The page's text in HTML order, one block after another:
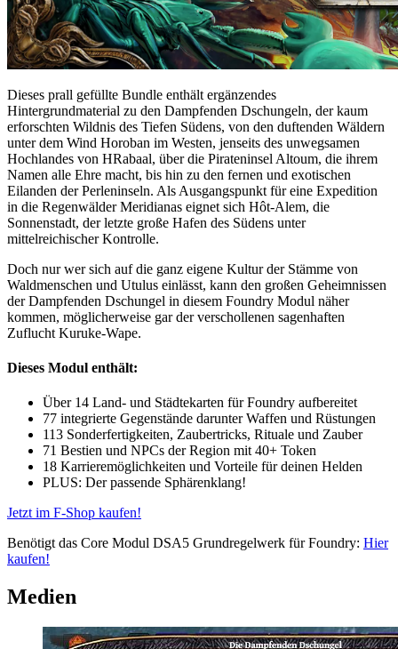
Dieses prall gefüllte Bundle enthält ergänzendes
Hintergrundmaterial zu den Dampfenden Dschungeln, der kaum
erforschten Wildnis des Tiefen Südens, von den duftenden Wäldern
unter dem Wind Horoban im Westen, jenseits des unwegsamen
Hochlandes von HRabaal, über die Pirateninsel Altoum, die ihrem
Namen alle Ehre macht, bis hin zu den fernen und exotischen
Eilanden der Perleninseln. Als Ausgangspunkt für eine Expedition
in die Regenwälder Meridianas eignet sich Hôt-Alem, die
Sonnenstadt, der letzte große Hafen des Südens unter
mittelreichischer Kontrolle.
Doch nur wer sich auf die ganz eigene Kultur der Stämme von
Waldmenschen und Utulus einlässt, kann den großen Geheimnissen
der Dampfenden Dschungel in diesem Foundry Modul näher
kommen, möglicherweise gar der verschollenen sagenhaften
Zuflucht Kuruke-Wape.
Dieses Modul enthält:
Über 14 Land- und Städtekarten für Foundry aufbereitet
77 integrierte Gegenstände darunter Waffen und Rüstungen
113 Sonderfertigkeiten, Zaubertricks, Rituale und Zauber
71 Bestien und NPCs der Region mit 40+ Token
18 Karrieremöglichkeiten und Vorteile für deinen Helden
PLUS: Der passende Sphärenklang!
Jetzt im F-Shop kaufen!
Benötigt das Core Modul DSA5 Grundregelwerk für Foundry: Hier
kaufen!
Medien